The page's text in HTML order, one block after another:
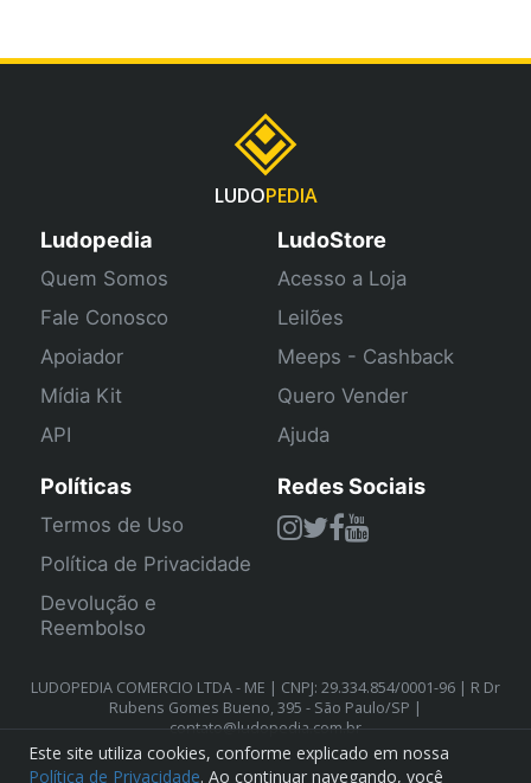
LUDOPEDIA
Ludopedia
Quem Somos
Fale Conosco
Apoiador
Mídia Kit
API
LudoStore
Acesso a Loja
Leilões
Meeps - Cashback
Quero Vender
Ajuda
Políticas
Termos de Uso
Política de Privacidade
Devolução e
Reembolso
Redes Sociais
LUDOPEDIA COMERCIO LTDA - ME | CNPJ: 29.334.854/0001-96 | R Dr
Rubens Gomes Bueno, 395 - São Paulo/SP |
contato@ludopedia.com.br
Este site utiliza cookies, conforme explicado em nossa
Política de Privacidade. Ao continuar navegando, você